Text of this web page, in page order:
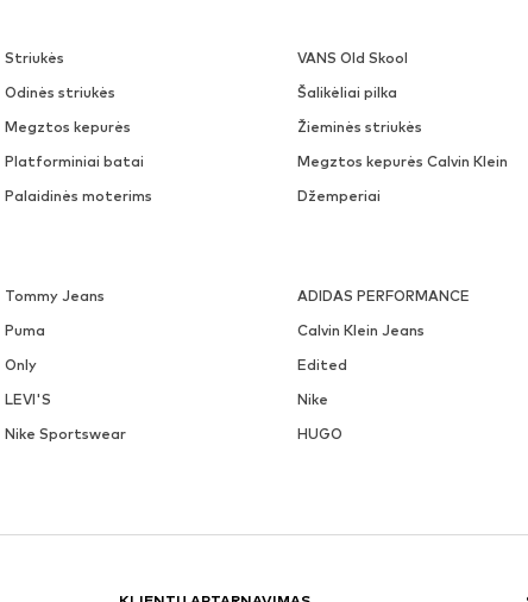
Striukės VANS Old Skool
Odinės striukės Šalikėliai pilka
Megztos kepurės Žieminės striukės
Platforminiai batai Megztos kepurės Calvin Klein
Palaidinės moterims Džemperiai
Tommy Jeans ADIDAS PERFORMANCE
Puma Calvin Klein Jeans
Only Edited
LEVI'S Nike
Nike Sportswear HUGO